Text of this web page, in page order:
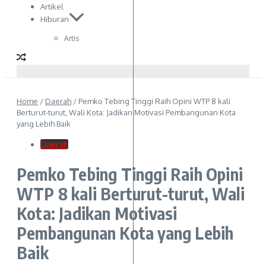
Artikel
Hiburan
Artis
Home / Daerah / Pemko Tebing Tinggi Raih Opini WTP 8 kali
Berturut-turut, Wali Kota: Jadikan Motivasi Pembangunan Kota
yang Lebih Baik
Daerah
Pemko Tebing Tinggi Raih Opini
WTP 8 kali Berturut-turut, Wali
Kota: Jadikan Motivasi
Pembangunan Kota yang Lebih
Baik